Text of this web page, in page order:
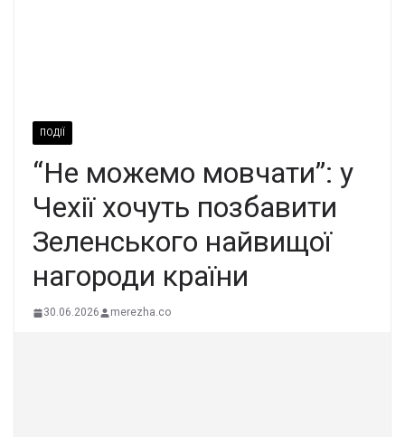
ПОДІЇ
“Не можемо мовчати”: у
Чехії хочуть позбавити
Зеленського найвищої
нагороди країни
30.06.2026 merezha.co